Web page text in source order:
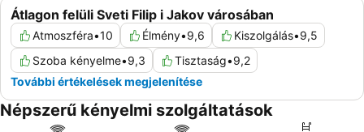
Átlagon felüli Sveti Filip i Jakov városában
Atmoszféra•10 Élmény•9,6 Kiszolgálás•9,5
Szoba kényelme•9,3 Tisztaság•9,2
További értékelések megjelenítése
Népszerű kényelmi szolgáltatások